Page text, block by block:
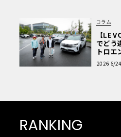
コラム
【LE
でどう
トロエ
読者一
2026 6/24
RANKING